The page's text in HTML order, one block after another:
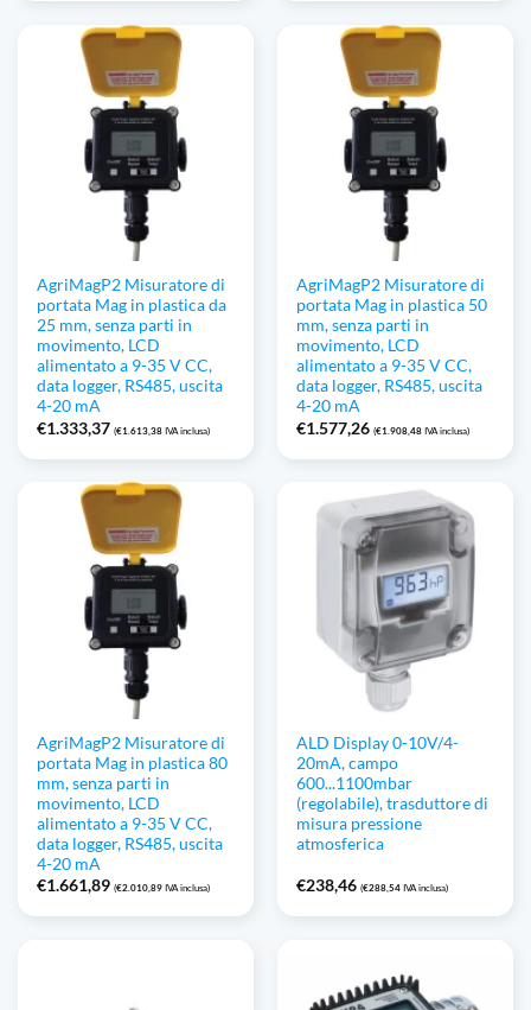
AgriMagP2 Misuratore di
portata Mag in plastica da
25 mm, senza parti in
movimento, LCD
alimentato a 9-35 V CC,
data logger, RS485, uscita
4-20 mA
€1.333,37 (€1.613,38 IVA inclusa)
AgriMagP2 Misuratore di
portata Mag in plastica 50
mm, senza parti in
movimento, LCD
alimentato a 9-35 V CC,
data logger, RS485, uscita
4-20 mA
€1.577,26 (€1.908,48 IVA inclusa)
AgriMagP2 Misuratore di
portata Mag in plastica 80
mm, senza parti in
movimento, LCD
alimentato a 9-35 V CC,
data logger, RS485, uscita
4-20 mA
€1.661,89 (€2.010,89 IVA inclusa)
ALD Display 0-10V/4-
20mA, campo
600...1100mbar
(regolabile), trasduttore di
misura pressione
atmosferica
€238,46 (€288,54 IVA inclusa)